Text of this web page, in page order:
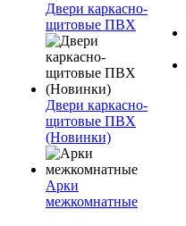
Двери каркасно-
щитовые ПВХ
Двери каркасно-
щитовые ПВХ
(Новинки)
Арки
межкомнатные